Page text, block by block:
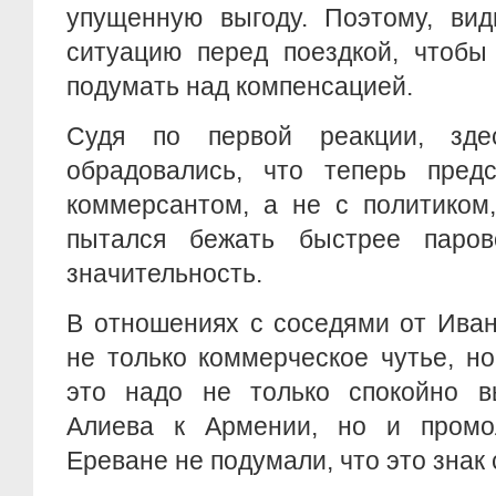
упущенную выгоду. Поэтому,
ситуацию перед поездкой,
подумать над компенсацией.
Судя по первой реакции,
обрадовались, что теперь
коммерсантом, а не с
пытался бежать быстрее
значительность.
В отношениях с соседями от
не только коммерческое чутье,
это надо не только спокойно
Алиева к Армении, но и
Ереване не подумали, что это знак